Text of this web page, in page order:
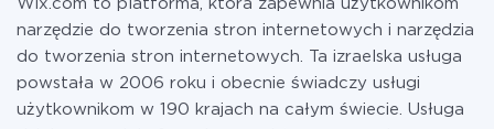
informacji otaryfach.
Wix.com to platforma, która zapewnia użytkownikom
narzędzie do tworzenia stron internetowych i narzędzia
do tworzenia stron internetowych. Ta izraelska usługa
powstała w 2006 roku i obecnie świadczy usługi
użytkownikom w 190 krajach na całym świecie. Usługa